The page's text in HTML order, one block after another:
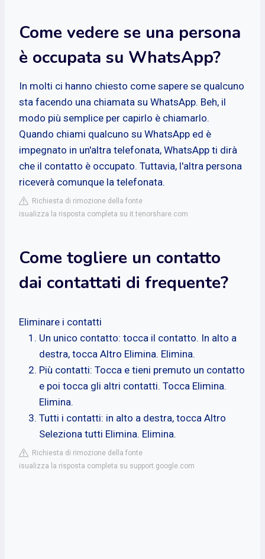
Come vedere se una persona
è occupata su WhatsApp?
In molti ci hanno chiesto come sapere se qualcuno
sta facendo una chiamata su WhatsApp. Beh, il
modo più semplice per capirlo è chiamarlo.
Quando chiami qualcuno su WhatsApp ed è
impegnato in un'altra telefonata, WhatsApp ti dirà
che il contatto è occupato. Tuttavia, l'altra persona
riceverà comunque la telefonata.
Richiesta di rimozione della fonte
isualizza la risposta completa su it.tenorshare.com
Come togliere un contatto
dai contattati di frequente?
Eliminare i contatti
Un unico contatto: tocca il contatto. In alto a
destra, tocca Altro Elimina. Elimina.
Più contatti: Tocca e tieni premuto un contatto
e poi tocca gli altri contatti. Tocca Elimina.
Elimina.
Tutti i contatti: in alto a destra, tocca Altro
Seleziona tutti Elimina. Elimina.
Richiesta di rimozione della fonte
isualizza la risposta completa su support.google.com